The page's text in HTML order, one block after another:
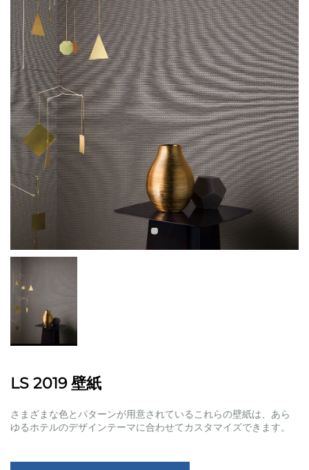
LS 2019 壁紙
さまざまな色とパターンが用意されているこれらの壁紙は、あら
ゆるホテルのデザインテーマに合わせてカスタマイズできます。